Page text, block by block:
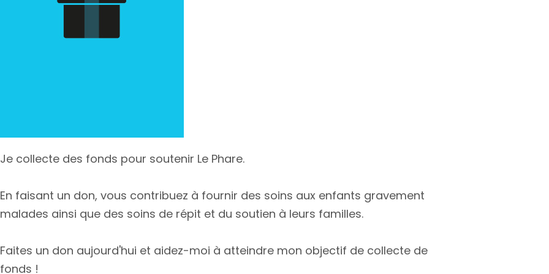
Je collecte des fonds pour soutenir Le Phare.
En faisant un don, vous contribuez à fournir des soins aux enfants gravement
malades ainsi que des soins de répit et du soutien à leurs familles.
Faites un don aujourd'hui et aidez-moi à atteindre mon objectif de collecte de
fonds !